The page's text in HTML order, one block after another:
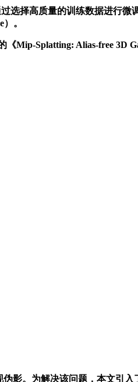
择高质量的训练数据进行微
。
Splatting: Alias-free 3D
。为解决该问题，本文引入